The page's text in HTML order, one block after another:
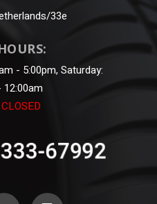
33e
- 5:00pm, Saturday:
12:00am
CLOSED